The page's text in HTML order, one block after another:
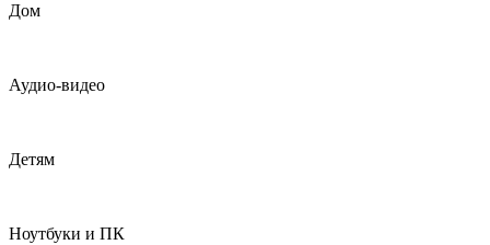
Дом
Аудио-видео
Детям
Ноутбуки и ПК